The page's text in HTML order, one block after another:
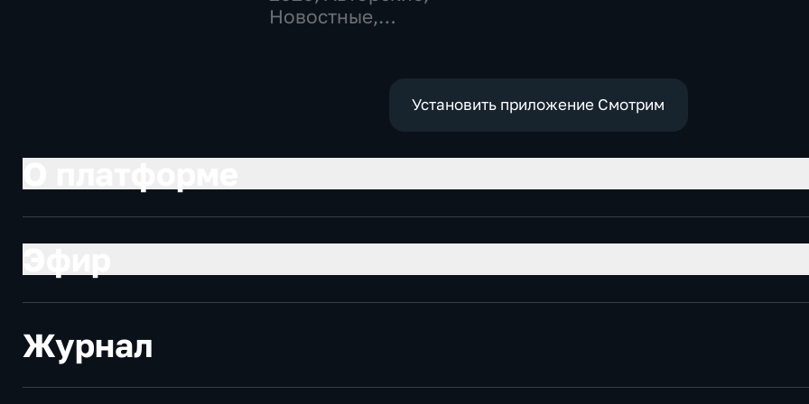
Новостные,
Установить приложение Смотрим
Журнал